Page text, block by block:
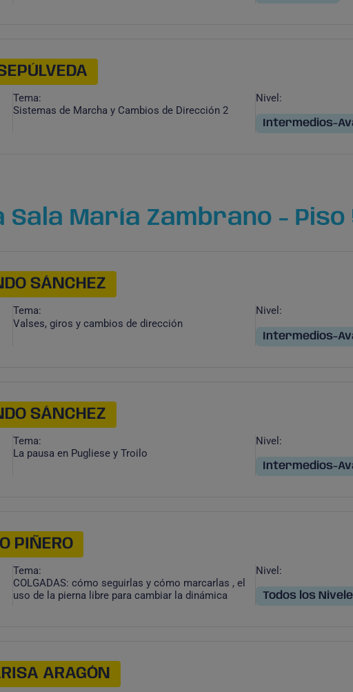
Tema:
Sistemas de Marcha y Cambios de Dirección 2
Nivel:
Intermedios-
Sala María Zambrano - Piso
SÁNCHEZ
Tema:
Valses, giros y cambios de dirección
Nivel:
Intermedios-
SÁNCHEZ
Tema:
La pausa en Pugliese y Troilo
Nivel:
Intermedios-
PIÑERO
Tema:
COLGADAS: cómo seguirlas y cómo marcarlas , el
uso de la pierna libre para cambiar la dinámica
Nivel:
Todos los
ARAGÓN